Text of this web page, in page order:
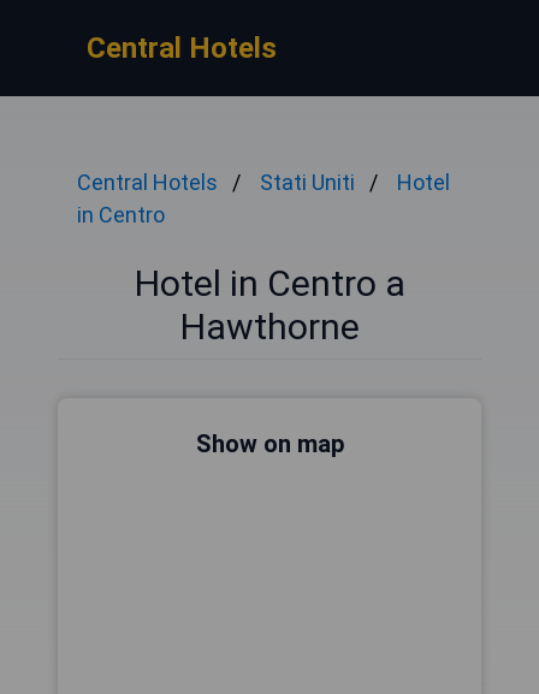
Central Hotels
Central Hotels Stati Uniti
Hotel
in Centro
Hotel in Centro a
Hawthorne
Show on map